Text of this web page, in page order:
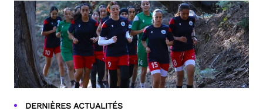
DERNIÈRES ACTUALITÉS